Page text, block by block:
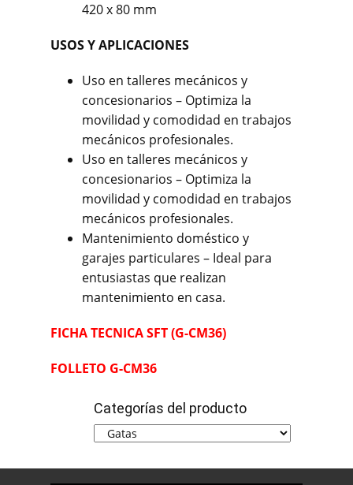
420 x 80 mm
USOS Y APLICACIONES
Uso en talleres mecánicos y
concesionarios – Optimiza la
movilidad y comodidad en trabajos
mecánicos profesionales.
Uso en talleres mecánicos y
concesionarios – Optimiza la
movilidad y comodidad en trabajos
mecánicos profesionales.
Mantenimiento doméstico y
garajes particulares – Ideal para
entusiastas que realizan
mantenimiento en casa.
FICHA TECNICASFT (G-CM36)
FOLLETO G-CM36
Categorías del producto